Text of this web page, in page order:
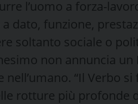
l’uomo a forza-
dato, funzione,
soltanto sociale o
non annuncia
nell’umano. “Il Verbo
rotture più profonde